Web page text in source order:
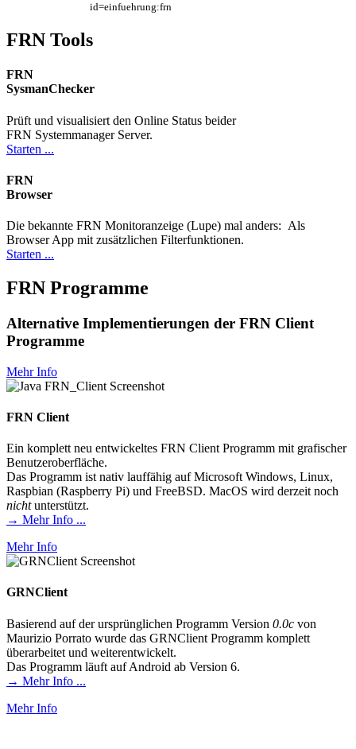
id=einfuehrung:frn
FRN Tools
FRN
SysmanChecker
Prüft und visualisiert den Online Status beider
FRN Systemmanager Server.
Starten ...
FRN
Browser
Die bekannte FRN Monitoranzeige (Lupe) mal anders: Als
Browser App mit zusätzlichen Filterfunktionen.
Starten ...
FRN Programme
Alternative Implementierungen der FRN Client
Programme
Mehr Info
FRN Client
Ein komplett neu entwickeltes FRN Client Programm mit grafischer
Benutzeroberfläche.
Das Programm ist nativ lauffähig auf Microsoft Windows, Linux,
Raspbian (Raspberry Pi) und FreeBSD. MacOS wird derzeit noch
nichtunterstützt.
→ Mehr Info ...
Mehr Info
GRNClient
Basierend auf der ursprünglichen Programm Version 0.0c von
Maurizio Porrato wurde das GRNClient Programm komplett
überarbeitet und weiterentwickelt.
Das Programm läuft auf Android ab Version 6.
→ Mehr Info ...
Mehr Info